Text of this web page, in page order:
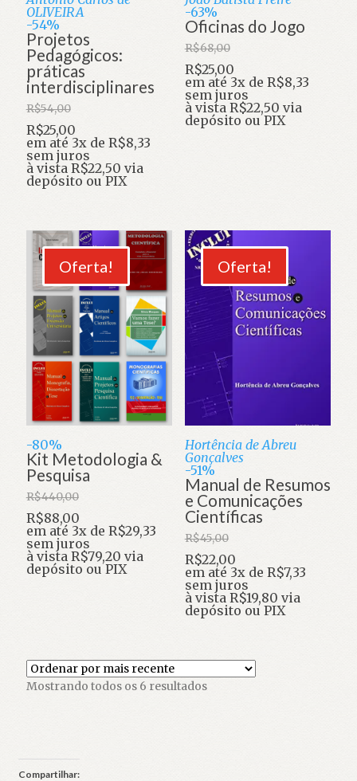
OLIVEIRA
-54%
Projetos
Pedagógicos:
práticas
interdisciplinares
R$54,00
O
preço
original
era:
R$54,00.
R$25,00
O
preço
atual
é:
R$25,00.
em até 3x de R$8,33
sem juros
à vista R$22,50 via
depósito ou PIX
-63%
Oficinas do Jogo
R$68,00
O
preço
original
era:
R$68,00.
R$25,00
O
preço
atual
é:
R$25,00.
em até 3x de R$8,33
sem juros
à vista R$22,50 via
depósito ou PIX
-80%
Kit Metodologia &
Pesquisa
Oferta!
R$440,00
O
preço
original
era:
R$440,00.
R$88,00
O
preço
atual
é:
R$88,00.
em até 3x de R$29,33
sem juros
à vista R$79,20 via
depósito ou PIX
Hortência de Abreu
Gonçalves
-51%
Manual de Resumos
e Comunicações
Científicas
Oferta!
R$45,00
O
preço
original
era:
R$45,00.
R$22,00
O
preço
atual
é:
R$22,00.
em até 3x de R$7,33
sem juros
à vista R$19,80 via
depósito ou PIX
Mostrando todos os 6 resultadosClassificado
Compartilhar: